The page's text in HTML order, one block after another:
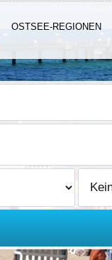
OSTSEE-REGIONEN